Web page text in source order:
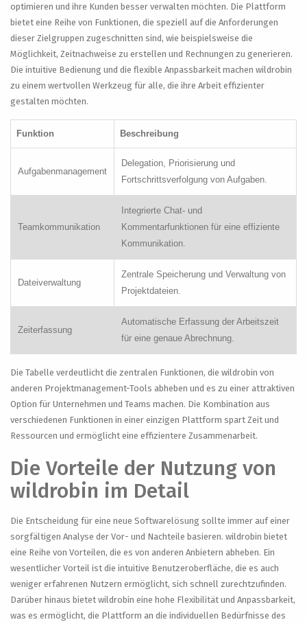
optimieren und ihre Kunden besser verwalten möchten. Die Plattform
bietet eine Reihe von Funktionen, die speziell auf die Anforderungen
dieser Zielgruppen zugeschnitten sind, wie beispielsweise die
Möglichkeit, Zeitnachweise zu erstellen und Rechnungen zu generieren.
Die intuitive Bedienung und die flexible Anpassbarkeit machen wildrobin
zu einem wertvollen Werkzeug für alle, die ihre Arbeit effizienter
gestalten möchten.
Funktion Beschreibung
Aufgabenmanagement
Delegation, Priorisierung und
Fortschrittsverfolgung von Aufgaben.
Teamkommunikation
Integrierte Chat- und
Kommentarfunktionen für eine effiziente
Kommunikation.
Dateiverwaltung
Zentrale Speicherung und Verwaltung von
Projektdateien.
Zeiterfassung
Automatische Erfassung der Arbeitszeit
für eine genaue Abrechnung.
Die Tabelle verdeutlicht die zentralen Funktionen, die wildrobin von
anderen Projektmanagement-Tools abheben und es zu einer attraktiven
Option für Unternehmen und Teams machen. Die Kombination aus
verschiedenen Funktionen in einer einzigen Plattform spart Zeit und
Ressourcen und ermöglicht eine effizientere Zusammenarbeit.
Die Vorteile der Nutzung von
wildrobin im Detail
Die Entscheidung für eine neue Softwarelösung sollte immer auf einer
sorgfältigen Analyse der Vor- und Nachteile basieren. wildrobin bietet
eine Reihe von Vorteilen, die es von anderen Anbietern abheben. Ein
wesentlicher Vorteil ist die intuitive Benutzeroberfläche, die es auch
weniger erfahrenen Nutzern ermöglicht, sich schnell zurechtzufinden.
Darüber hinaus bietet wildrobin eine hohe Flexibilität und Anpassbarkeit,
was es ermöglicht, die Plattform an die individuellen Bedürfnisse des